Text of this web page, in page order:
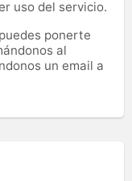
uso del servicio.
ponerte
al
un email a